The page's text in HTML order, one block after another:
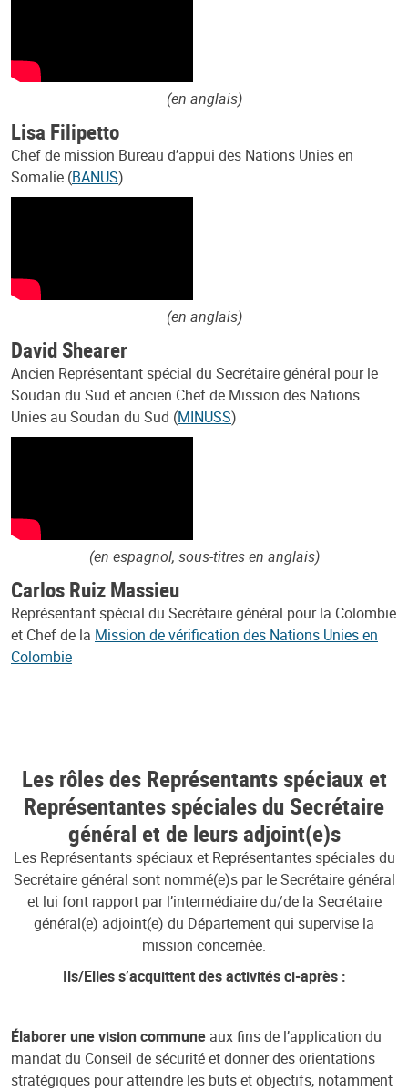
(en anglais)
Lisa Filipetto
Chef de mission Bureau d’appui des Nations Unies en
Somalie (BANUS)
(en anglais)
David Shearer
Ancien Représentant spécial du Secrétaire général pour le
Soudan du Sud et ancien Chef de Mission des Nations
Unies au Soudan du Sud (MINUSS)
(en espagnol, sous-titres en anglais)
Carlos Ruiz Massieu
Représentant spécial du Secrétaire général pour la Colombie
et Chef de la Mission de vérification des Nations Unies en
Colombie
Les rôles des Représentants spéciaux et
Représentantes spéciales du Secrétaire
général et de leurs adjoint(e)s
Les Représentants spéciaux et Représentantes spéciales du
Secrétaire général sont nommé(e)s par le Secrétaire général
et lui font rapport par l’intermédiaire du/de la Secrétaire
général(e) adjoint(e) du Département qui supervise la
mission concernée.
Ils/Elles s’acquittent des activités ci-après :
Élaborer une vision commune aux fins de l’application du
mandat du Conseil de sécurité et donner des orientations
stratégiques pour atteindre les buts et objectifs, notamment